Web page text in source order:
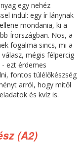
egy nehéz
indul: egy ír lánynak
mondania, ki a
Írországban. Nos, a
fogalma sincs, mi a
válasz, mégis félpercig
- ezt érdemes
fontos túlélőkészség
arról, hogy mitől
és kvíz is.
(A2)